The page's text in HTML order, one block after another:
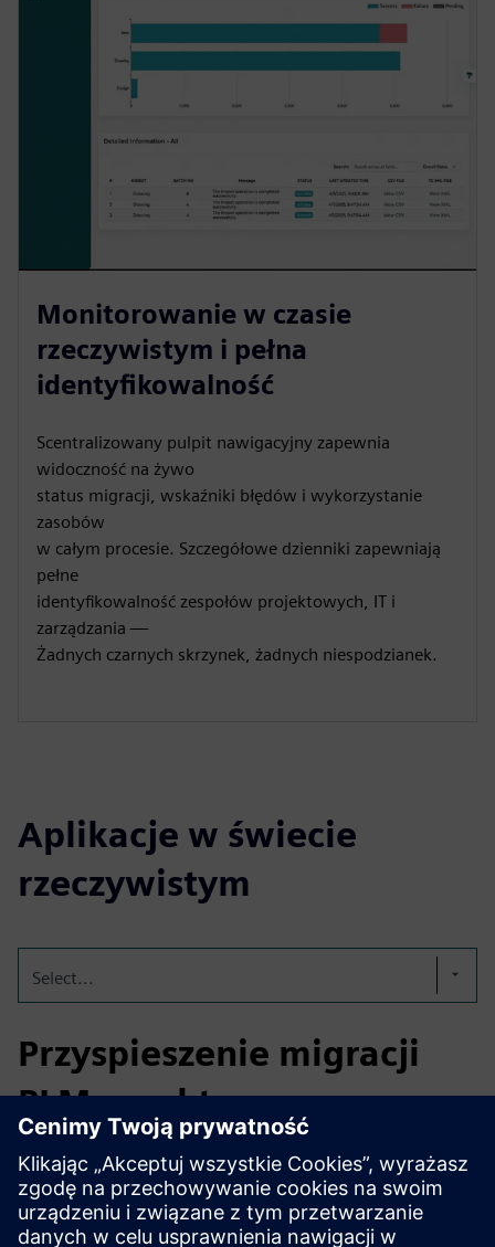
Monitorowanie w czasie
rzeczywistym i pełna
identyfikowalność
Scentralizowany pulpit nawigacyjny zapewnia
widoczność na żywo
status migracji, wskaźniki błędów i wykorzystanie
zasobów
w całym procesie. Szczegółowe dzienniki zapewniają
pełne
identyfikowalność zespołów projektowych, IT i
zarządzania —
Żadnych czarnych skrzynek, żadnych niespodzianek.
Aplikacje w świecie
rzeczywistym
Select...
Przyspieszenie migracji
PLM w sektorze ropy
naftowej i gazu
Światowy lider technologii energetycznych wykorzystał
Teamcenter Migration Factory, aby przyspieszyć migrację